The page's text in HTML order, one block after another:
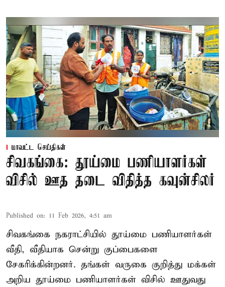
மாவட்ட செய்திகள்
சிவகங்கை: தூய்மை பணியாளர்கள்
விசில் ஊத தடை விதித்த கவுன்சிலர்
Published on: 11 Feb 2026, 4:51 am
சிவகங்கை நகராட்சியில் தூய்மை பணியாளர்கள்
வீதி, வீதியாக சென்று குப்பைகளை
சேகரிக்கின்றனர். தங்கள் வருகை குறித்து மக்கள்
அறிய தூய்மை பணியாளர்கள் விசில் ஊதுவது